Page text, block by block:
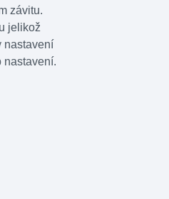
závitu.
jelikož
nastavení
nastavení.